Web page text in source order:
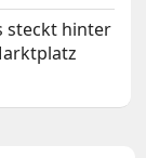
steckt hinter